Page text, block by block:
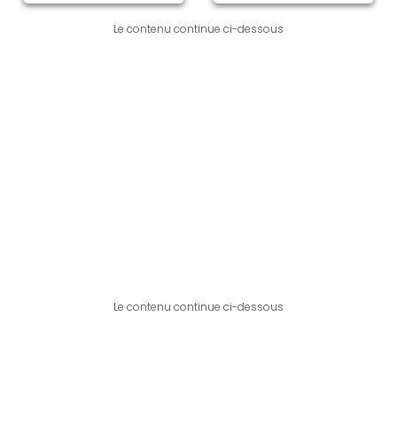
Le contenu continue ci-dessous
Le contenu continue ci-dessous